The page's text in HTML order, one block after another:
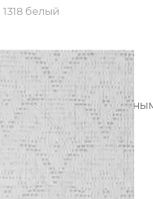
1318 белый
с красивым